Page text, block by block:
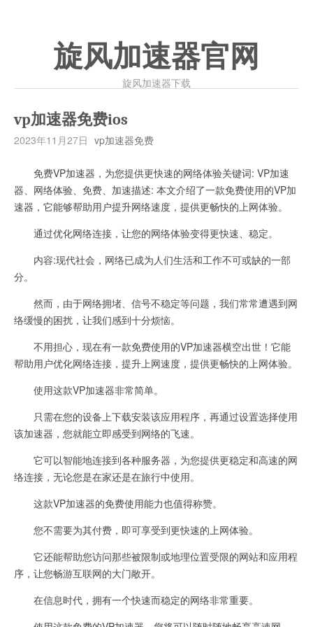
旋风加速器官网
旋风加速器下载
vp加速器免费ios
2023年11月27日 vp加速器免费
免费VP加速器，为您提供更快速的网络体验关键词: VP加速
器、网络体验、免费、加速描述: 本文介绍了一款免费使用的VP加
速器，它能够帮助用户提升网络速度，提供更畅快的上网体验。
通过优化网络连接，让您的网络体验变得更快速、稳定。
内容:现代社会，网络已成为人们生活和工作不可或缺的一部
分。
然而，由于网络拥堵、信号不稳定等问题，我们常常遭遇到网
络缓慢的困扰，让我们感到十分烦恼。
不用担心，现在有一款免费使用的VP加速器横空出世！它能
帮助用户优化网络连接，提升上网速度，提供更畅快的上网体验。
使用这款VP加速器非常简单。
只需在您的设备上下载安装该应用程序，再通过设置选择使用
该加速器，您就能立即感受到网络的飞速。
它可以智能地连接到各种服务器，为您提供更稳定和高速的网
络连接，无论您是在家还是在旅行中使用。
这款VP加速器的免费使用能力也值得称赞。
您不需要为其付费，即可享受到更快速的上网体验。
它还能帮助您访问那些被限制或地理位置受限的网站和应用程
序，让您畅游互联网的大门敞开。
在信息时代，拥有一个快速而稳定的网络非常重要。